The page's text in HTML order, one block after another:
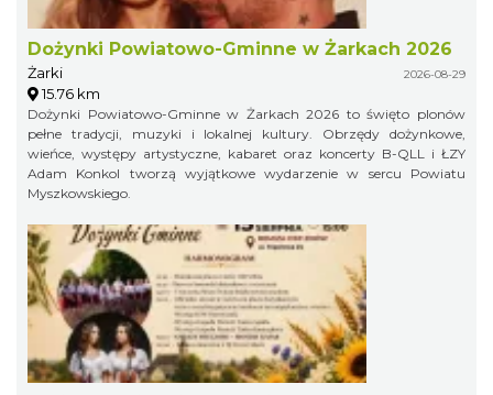
Dożynki Powiatowo-Gminne w Żarkach 2026
Żarki 2026-08-29
15.76 km
Dożynki Powiatowo-Gminne w Żarkach 2026 to święto plonów
pełne tradycji, muzyki i lokalnej kultury. Obrzędy dożynkowe,
wieńce, występy artystyczne, kabaret oraz koncerty B-QLL i ŁZY
Adam Konkol tworzą wyjątkowe wydarzenie w sercu Powiatu
Myszkowskiego.